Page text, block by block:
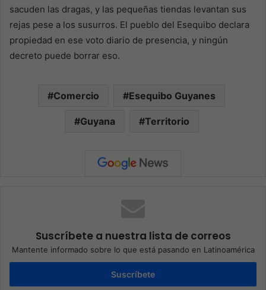
sacuden las dragas, y las pequeñas tiendas levantan sus
rejas pese a los susurros. El pueblo del Esequibo declara
propiedad en ese voto diario de presencia, y ningún
decreto puede borrar eso.
Comercio Esequibo Guyanes
Guyana Territorio
Suscríbete a nuestra lista de correos
Mantente informado sobre lo que está pasando en Latinoamérica
Suscríbete